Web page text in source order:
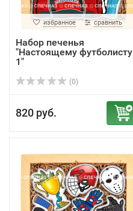
избранное сравнить
Набор печенья
"Настоящему футболисту
1"
(0)
820 руб.